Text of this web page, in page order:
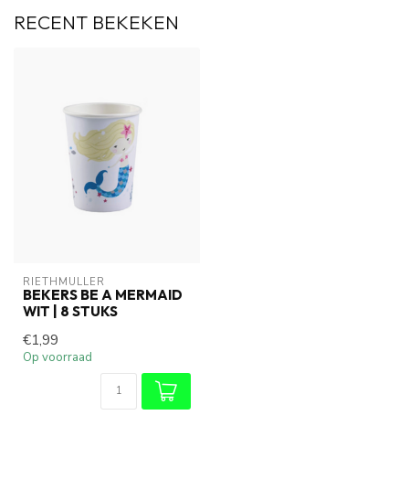
RECENT BEKEKEN
RIETHMÜLLER
BEKERS BE A MERMAID
WIT | 8 STUKS
€1,99
Op voorraad